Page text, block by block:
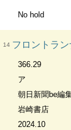
No hold
14 フロントラ
366.29
ア
朝日新聞be編
岩崎書店
2024.10